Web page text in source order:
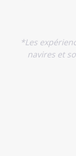
*Les
navires et